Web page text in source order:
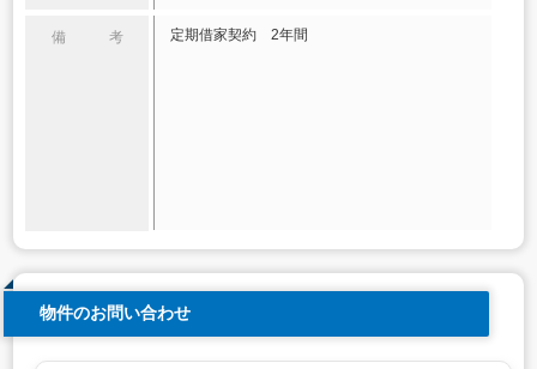
備 考 定期借家契約 2年間
物件のお問い合わせ